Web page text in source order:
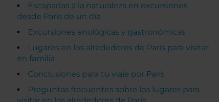
Escapadas a la naturaleza en excursiones
desde París de un día
Excursiones enológicas y gastronómicas
Lugares en los alrededores de París para visitar
en familia
Conclusiones para tu viaje por París
Preguntas frecuentes sobre los lugares para